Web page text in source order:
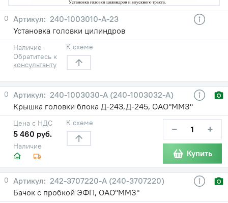
0
240-1003010-А-23
Установка головки цилиндров
Наличие
Обратитесь к
консультанту
К схеме
0
240-1003030-A (240-1003032-А)
Крышка головки блока Д-243,Д-245, ОАО"ММЗ"
Наличие
Цена с НДС
5 460 руб.
К схеме − +
Купить
0
242-3707220-A (240-3707220)
Бачок с пробкой ЭФП, ОАО"ММЗ"